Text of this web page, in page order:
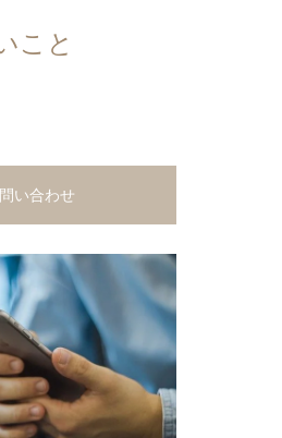
こと
い合わせ